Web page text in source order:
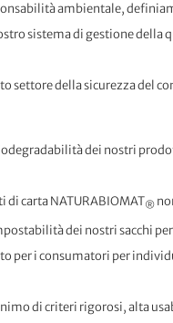
ambientale,
sistema di gestione della
settore della sicurezza del
dei nostri
di carta NATURABIOMAT®
dei nostri sacchi
per i consumatori per
di criteri rigorosi, alta